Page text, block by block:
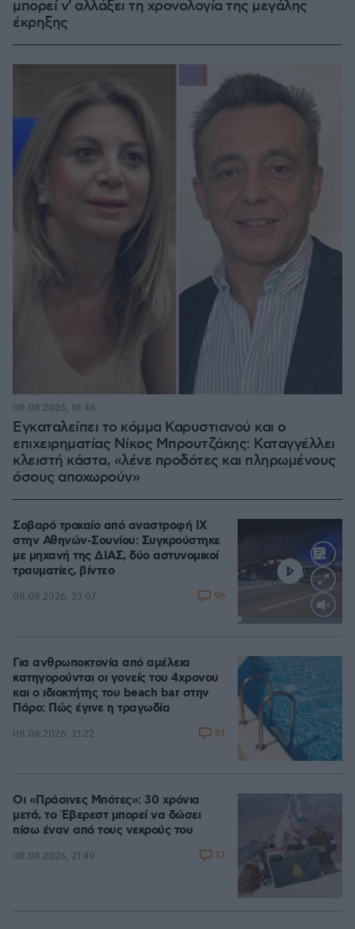
μπορεί ν' αλλάξει τη χρονολογία της μεγάλης
έκρηξης
Εγκαταλείπει το κόμμα Καρυστιανού και ο
επιχειρηματίας Νίκος Μπρουτζάκης: Καταγγέλλει
κλειστή κάστα, «λένε προδότες και πληρωμένους
όσους αποχωρούν»
08.08.2026, 18:48
Σοβαρό τροχαίο από αναστροφή ΙΧ
στην Αθηνών-Σουνίου: Συγκρούστηκε
με μηχανή της ΔΙΑΣ, δύο αστυνομικοί
τραυματίες, βίντεο
08.08.2026, 23:07 96
Για ανθρωποκτονία από αμέλεια
κατηγορούνται οι γονείς του 4χρονου
και ο ιδιοκτήτης του beach bar στην
Πάρο: Πώς έγινε η τραγωδία
08.08.2026, 21:22 81
Οι «Πράσινες Μπότες»: 30 χρόνια
μετά, το Έβερεστ μπορεί να δώσει
πίσω έναν από τους νεκρούς του
08.08.2026, 21:49 13